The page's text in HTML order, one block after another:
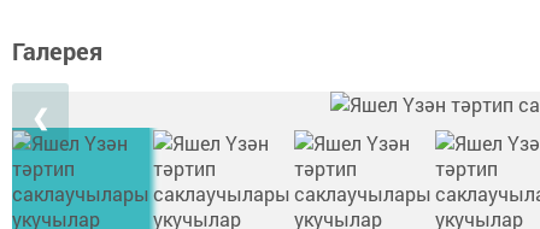
Галерея
❮